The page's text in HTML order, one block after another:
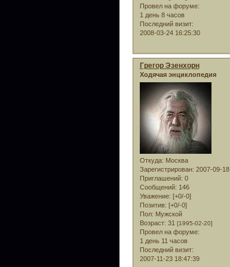
Провел на форуме:
1 день 8 часов
Последний визит:
2008-03-24 16:25:30
Грегор Эзенхорн
Ходячая энциклопедия
Откуда: Москва
Зарегистрирован: 2007-09-18
Приглашений: 0
Сообщений: 146
Уважение: [+0/-0]
Позитив: [+0/-0]
Пол: Мужской
Возраст: 31 [1995-02-20]
Провел на форуме:
1 день 11 часов
Последний визит:
2007-11-23 18:47:39